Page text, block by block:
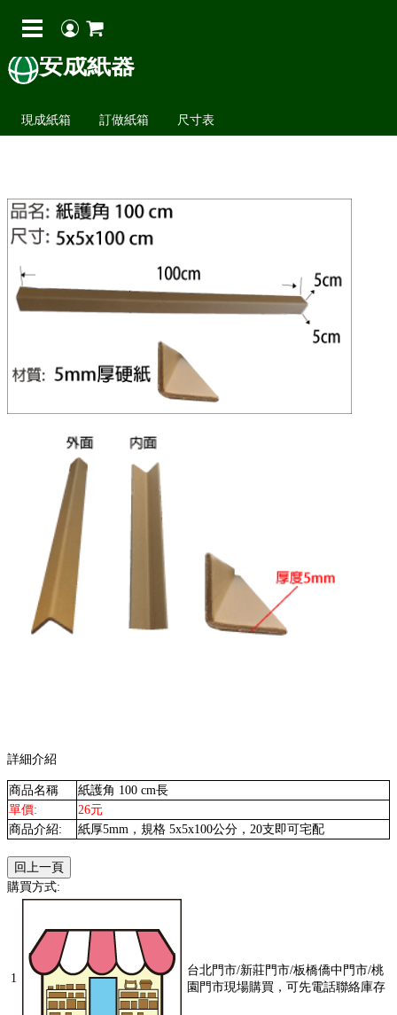
安成紙器
現成紙箱 訂做紙箱 尺寸表
詳細介紹
商品名稱
紙護角 100 cm長
單價:
26元
商品介紹:
紙厚5mm，規格 5x5x100公分，20支即可宅配
購買方式:
1
台北門市/新莊門市/板橋僑中門市/桃
園門市現場購買，可先電話聯絡庫存